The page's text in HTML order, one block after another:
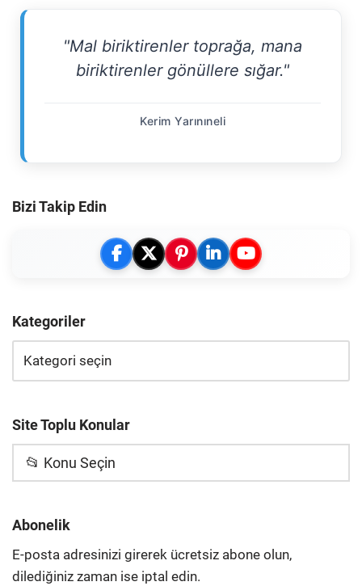
"Mal biriktirenler toprağa, mana
biriktirenler gönüllere sığar."
Kerim Yarınıneli
Bizi Takip Edin
Kategoriler
Site Toplu Konular
📂 Konu Seçin
Abonelik
E-posta adresinizi girerek ücretsiz abone olun,
dilediğiniz zaman ise iptal edin.